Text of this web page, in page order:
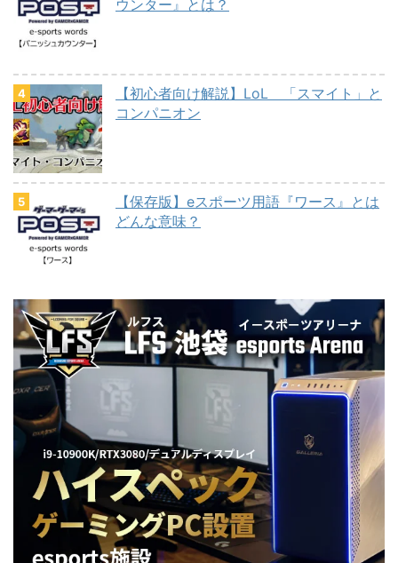
ウンター』とは？
【初心者向け解説】LoL 「スマイト」と
コンパニオン
【保存版】eスポーツ用語『ワース』とは
どんな意味？